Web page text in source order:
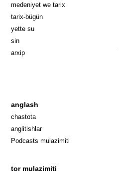
medeniyet we tarix
tarix-bügün
yette su
sin
arxip
anglash
chastota
anglitishlar
Podcasts mulazimiti
tor mulazimiti